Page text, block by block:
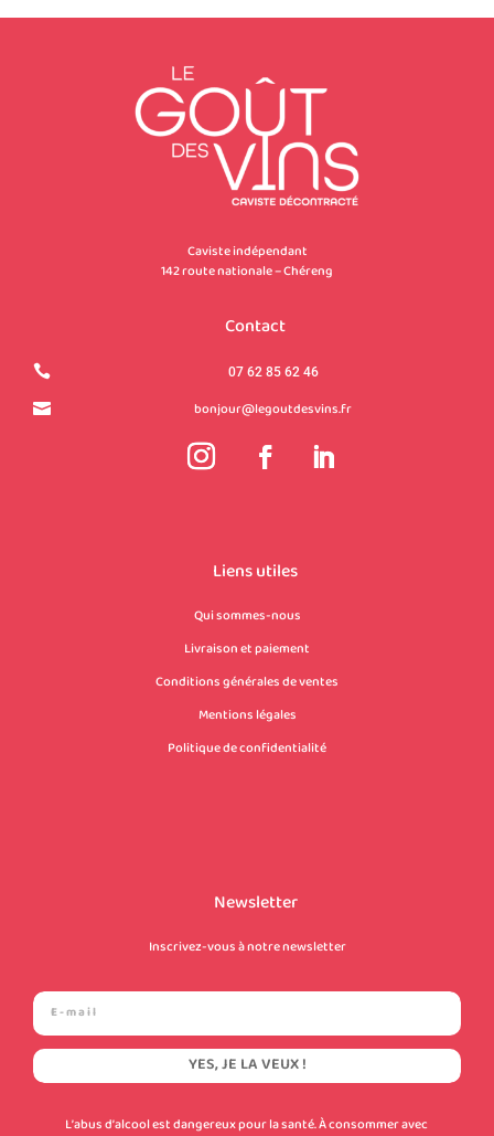
Caviste indépendant
142 route nationale – Chéreng
Contact
 07 62 85 62 46
 bonjour@legoutdesvins.fr
Liens utiles
Qui sommes-nous
Livraison et paiement
Conditions générales de ventes
Mentions légales
Politique de confidentialité
Newsletter
Inscrivez-vous à notre newsletter
YES, JE LA VEUX !
L’abus d’alcool est dangereux pour la santé. À consommer avec